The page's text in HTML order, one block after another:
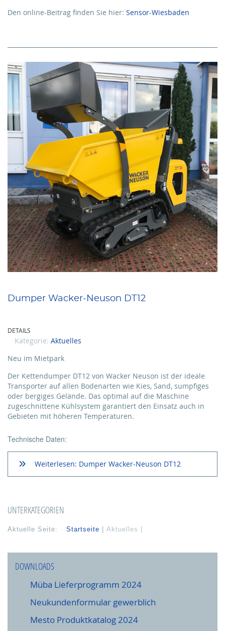
Den online-Beitrag finden Sie hier: Sensor-Wiesbaden
Dumper Wacker-Neuson DT12
DETAILS
Kategorie: Aktuelles
Neu im Mietpark
Der Kettendumper DT12 von Wacker Neuson ist der ideale
Transporter auf allen Bodenarten wie Kies, Sand, sumpfiges
oder bergiges Gelände. Das optimal auf die Maschine
zugeschnittene Kühlsystem garantiert den Einsatz auch in
Gebieten mit höheren Temperaturen.
Technische Daten:
Weiterlesen: Dumper Wacker-Neuson DT12
UNTERKATEGORIEN
Aktuelle Seite: Startseite Aktuelles
DOWNLOADS
Müba Lieferprogramm 2024
Neukundenformular gewerblich
Mesto Produktkatalog 2024